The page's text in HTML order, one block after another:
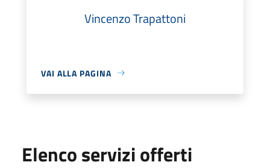
Vincenzo Trapattoni
VAI ALLA PAGINA
Elenco servizi offerti